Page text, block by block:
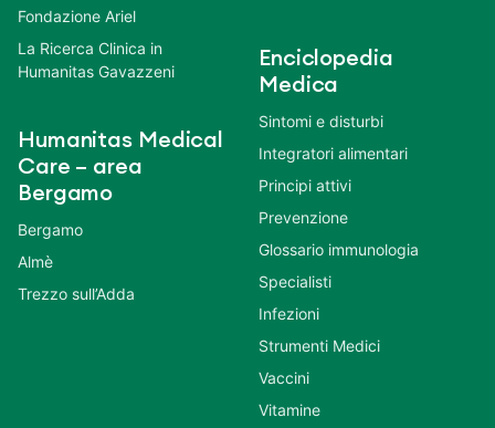
Fondazione Ariel
La Ricerca Clinica in
Humanitas Gavazzeni
Humanitas Medical
Care – area
Bergamo
Bergamo
Almè
Trezzo sull’Adda
Enciclopedia
Medica
Sintomi e disturbi
Integratori alimentari
Principi attivi
Prevenzione
Glossario immunologia
Specialisti
Infezioni
Strumenti Medici
Vaccini
Vitamine